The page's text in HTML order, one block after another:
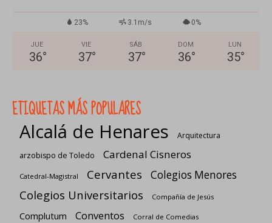
23% 3.1m/s 0%
JUE
36°
VIE
37°
SÁB
37°
DOM
36°
LUN
35°
ETIQUETAS MÁS POPULARES
Alcalá de Henares
Arquitectura
arzobispo de Toledo
Cardenal Cisneros
Catedral-Magistral Cervantes Colegios Menores
Colegios Universitarios Compañía de Jesús
Complutum Conventos Corral de Comedias